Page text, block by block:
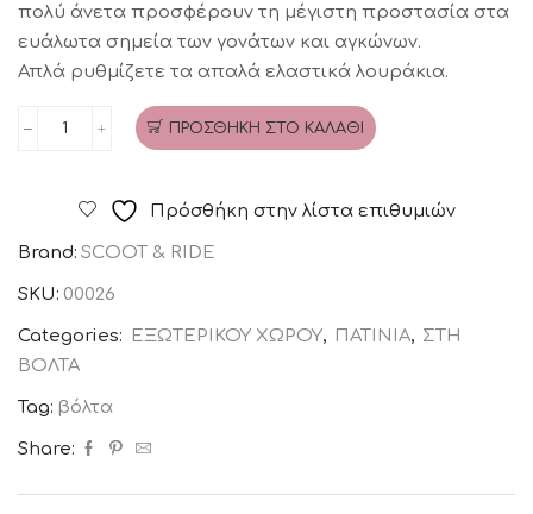
πολύ άνετα προσφέρουν τη μέγιστη προστασία στα
ευάλωτα σημεία των γονάτων και αγκώνων.
Απλά ρυθμίζετε τα απαλά ελαστικά λουράκια.
Προστατευτικός
Scoot
and
ποσότητα
ΠΡΟΣΘΉΚΗ ΣΤΟ ΚΑΛΆΘΙ
Πρόσθήκη στην λίστα επιθυμιών
Brand: SCOOT & RIDE
SKU: 00026
Categories: ΕΞΩΤΕΡΙΚΟΥ ΧΩΡΟΥ, ΠΑΤΙΝΙΑ, ΣΤΗ
ΒΟΛΤΑ
Tag: βόλτα
Share: